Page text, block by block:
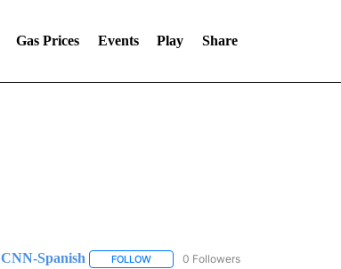
Gas Prices Events Play Share
CNN-Spanish FOLLOWFOLLOW "CNN-SPANISH" TO RECEIVE
0 Followers